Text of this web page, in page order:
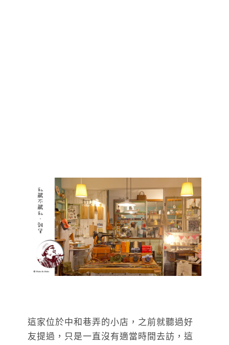
這家位於中和巷弄的小店，之前就聽過好
友提過，只是一直沒有適當時間去訪，這